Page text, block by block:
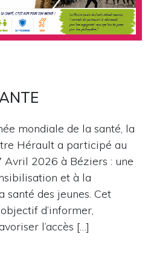
mondiale de la santé, la
Hérault a participé au
Avril 2026 à Béziers : une
et à la
santé des jeunes. Cet
d’informer,
l’accès […]